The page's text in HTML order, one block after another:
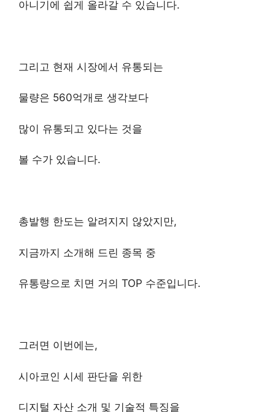
아니기에 쉽게 올라갈 수 있습니다.
그리고 현재 시장에서 유통되는
물량은 560억개로 생각보다
많이 유통되고 있다는 것을
볼 수가 있습니다.
총발행 한도는 알려지지 않았지만,
지금까지 소개해 드린 종목 중
유통량으로 치면 거의 TOP 수준입니다.
그러면 이번에는,
시아코인 시세 판단을 위한
디지털 자산 소개 및 기술적 특징을